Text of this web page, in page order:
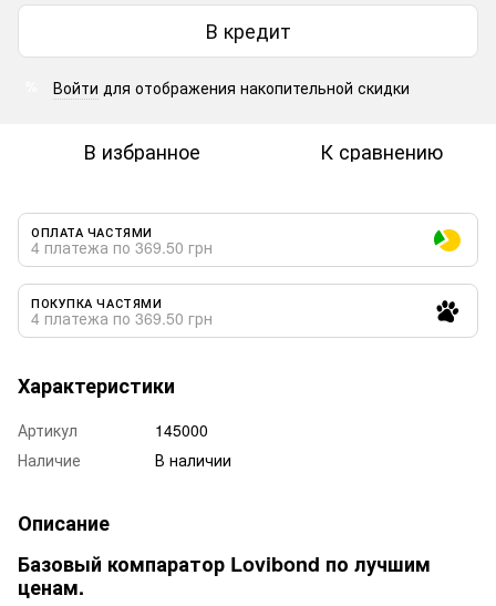
В кредит
Войти для отображения накопительной скидки
В избранное К сравнению
ОПЛАТА ЧАСТЯМИ
4 платежа по 369.50 грн
ПОКУПКА ЧАСТЯМИ
4 платежа по 369.50 грн
Характеристики
Артикул
145000
Наличие
В наличии
Описание
Базовый компаратор Lovibond по лучшим
ценам.